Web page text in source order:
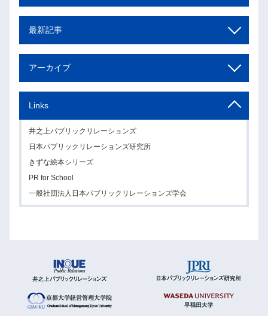
最新記事
アーカイブ
Links
井之上パブリックリレーションズ
日本パブリックリレーションズ研究所
きずな絵本シリーズ
PR for School
一般社団法人日本パブリックリレーションズ学会